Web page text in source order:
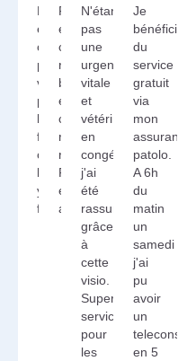
Prise
en
charge
parfaite,
vous
pouvez
leur
faire
confiance
les
yeux
fermés
Prise
en
charge
rapide,
bonne
écoute,
compte-
rendu
rapide.
Rassurant
et
adapté.
N'étant
pas
une
urgence
vitale
et
vétérinaire
en
congés
j'ai
été
rassuré
grâce
à
cette
visio.
Super
service
pour
les
Je
bénéficie
du
service
gratuit
via
mon
assurance
patolo.
A 6h
du
matin
un
samedi
j'ai
pu
avoir
un
teleconseil
en 5